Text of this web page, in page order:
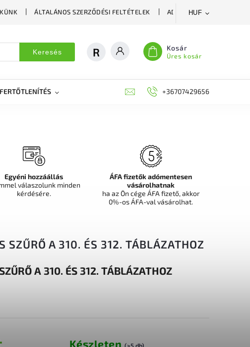
ÁLTALÁNOS SZERZŐDÉSI FELTÉTELEK ADATVÉDELMI
HUF
Keresés Kosár
Üres kosár
FERTŐTLENÍTÉS DEKORÁCIÓS FALPANEL, MŰNÖVÉNY FAL
+36707429656
SZŰRŐ A 310. ÉS 312. TÁBLÁZATHOZ
Készleten
A 310. ÉS 312. TÁBLÁZATHOZ
Egyéni hozzáállás
válaszolunk minden
kérdésére.
ÁFA fizetők adómentesen
vásárolhatnak
ha az Ön cége ÁFA fizető, akkor
0%-os ÁFA-val vásárolhat.